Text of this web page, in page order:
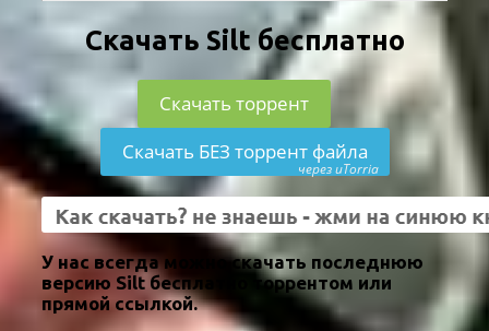
Скачать Silt бесплатно
Скачать торрент
Скачать БЕЗ торрент файла
через uTorria
У нас всегда можно скачать последнюю
версию Silt бесплатно торрентом или
прямой ссылкой.